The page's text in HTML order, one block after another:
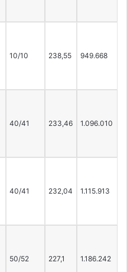
10/10 238,55 949.668
40/41 233,46 1.096.010
40/41 232,04 1.115.913
50/52 227,1 1.186.242